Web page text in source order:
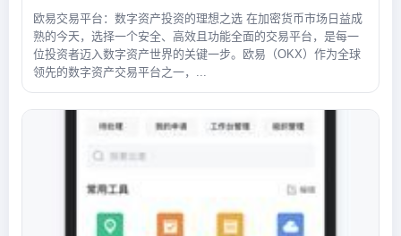
欧易交易平台：数字资产投资的理想之选 在加密货币市场日益成
熟的今天，选择一个安全、高效且功能全面的交易平台，是每一
位投资者迈入数字资产世界的关键一步。欧易（OKX）作为全球
领先的数字资产交易平台之一，...